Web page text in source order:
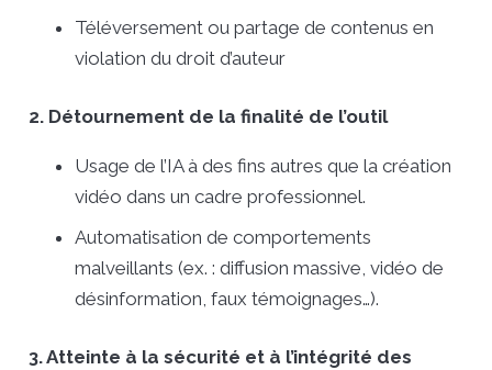
Téléversement ou partage de contenus en
violation du droit d’auteur
2. Détournement de la finalité de l’outil
Usage de l’IA à des fins autres que la création
vidéo dans un cadre professionnel.
Automatisation de comportements
malveillants (ex. : diffusion massive, vidéo de
désinformation, faux témoignages…).
3. Atteinte à la sécurité et à l’intégrité des